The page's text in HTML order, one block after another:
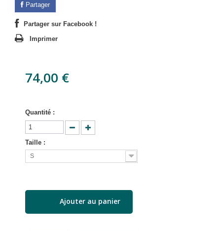
Partager
Partager sur Facebook !
Imprimer
74,00 €
Quantité :
Taille :
S
Ajouter au panier